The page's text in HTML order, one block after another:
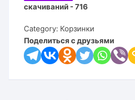
скачиваний - 716
Category: Корзинки
Поделиться с друзьями